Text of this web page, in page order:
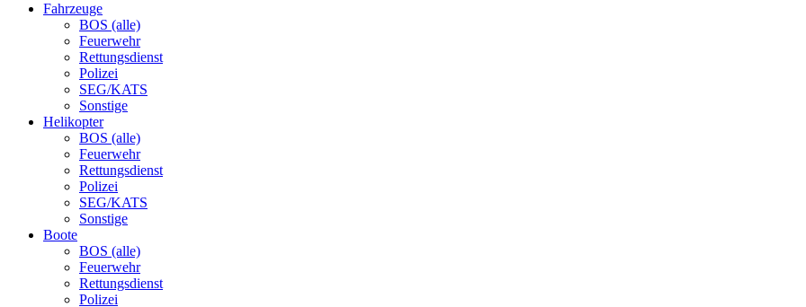
Fahrzeuge
BOS (alle)
Feuerwehr
Rettungsdienst
Polizei
SEG/KATS
Sonstige
Helikopter
BOS (alle)
Feuerwehr
Rettungsdienst
Polizei
SEG/KATS
Sonstige
Boote
BOS (alle)
Feuerwehr
Rettungsdienst
Polizei